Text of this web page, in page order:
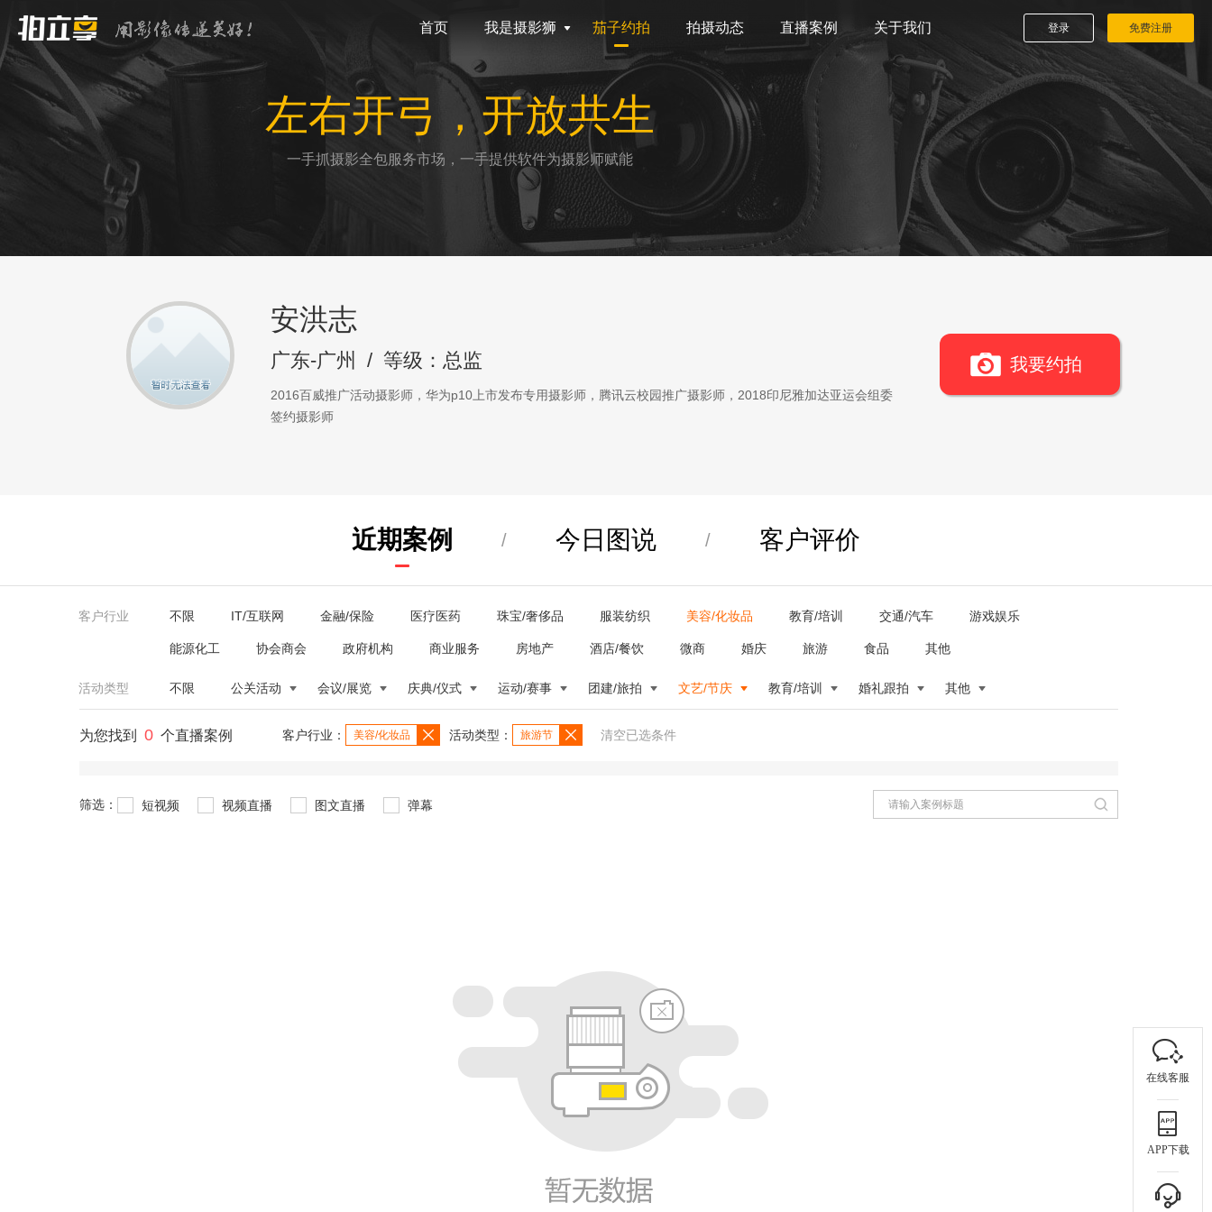
首页 我是摄影狮 茄子约拍 拍摄动态 直播案例 关于我们 登录 免费注册
左右开弓，开放共生
一手抓摄影全包服务市场，一手提供软件为摄影师赋能
安洪志
广东-广州 / 等级：总监
2016百威推广活动摄影师，华为p10上市发布专用摄影师，腾讯云校园推广摄影师，2018印尼雅加达亚运会组委
签约摄影师
我要约拍
近期案例 / 今日图说 / 客户评价
客户行业 不限 IT/互联网 金融/保险 医疗医药 珠宝/奢侈品 服装纺织 美容/化妆品 教育/培训 交通/汽车 游戏娱乐
能源化工 协会商会 政府机构 商业服务 房地产 酒店/餐饮 微商 婚庆 旅游 食品 其他
活动类型 不限 公关活动 会议/展览 庆典/仪式 运动/赛事 团建/旅拍 文艺/节庆 教育/培训 婚礼跟拍 其他
为您找到 0 个直播案例 客户行业： 美容/化妆品 活动类型： 旅游节 清空已选条件
筛选： 短视频 视频直播 图文直播 弹幕
在线客服
APP下载